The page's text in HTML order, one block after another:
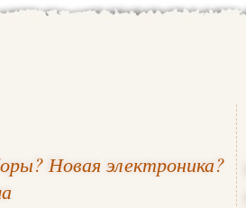
Новая электроника?